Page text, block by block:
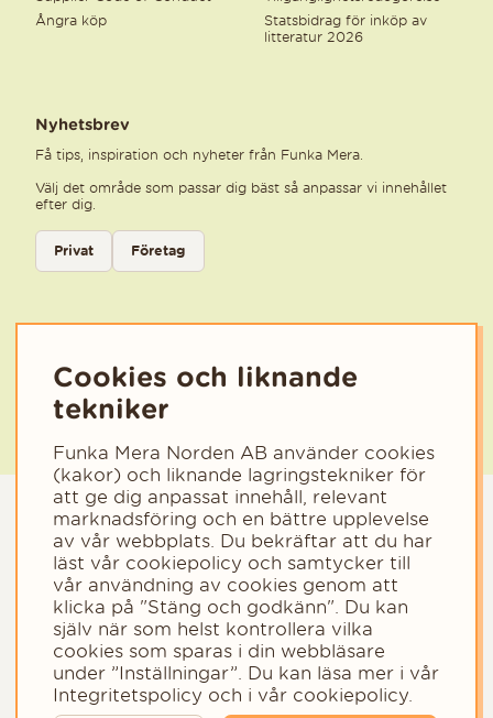
Ångra köp
Statsbidrag för inköp av
litteratur 2026
Nyhetsbrev
Få tips, inspiration och nyheter från Funka Mera.
Välj det område som passar dig bäst så anpassar vi innehållet
efter dig.
Välj kategori för nyhetsbrev
Privat
Företag
Copyright © 2023 - Funka Mera Norden AB
Cookies och liknande
tekniker
Funka Mera Norden AB använder cookies
(kakor) och liknande lagringstekniker för
att ge dig anpassat innehåll, relevant
marknadsföring och en bättre upplevelse
av vår webbplats. Du bekräftar att du har
läst vår cookiepolicy och samtycker till
vår användning av cookies genom att
klicka på "Stäng och godkänn". Du kan
själv när som helst kontrollera vilka
cookies som sparas i din webbläsare
under ”Inställningar”. Du kan läsa mer i vår
Integritetspolicy och i vår cookiepolicy.